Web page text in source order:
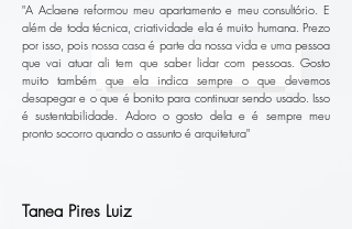
"A Aclaene reformou meu apartamento e meu consultório. E
além de toda técnica, criatividade ela é muito humana. Prezo
por isso, pois nossa casa é parte da nossa vida e uma pessoa
que vai atuar ali tem que saber lidar com pessoas. Gosto
muito também que ela indica sempre o que devemos
desapegar e o que é bonito para continuar sendo usado. Isso
é sustentabilidade. Adoro o gosto dela e é sempre meu
pronto socorro quando o assunto é arquitetura"
Tanea Pires Luiz